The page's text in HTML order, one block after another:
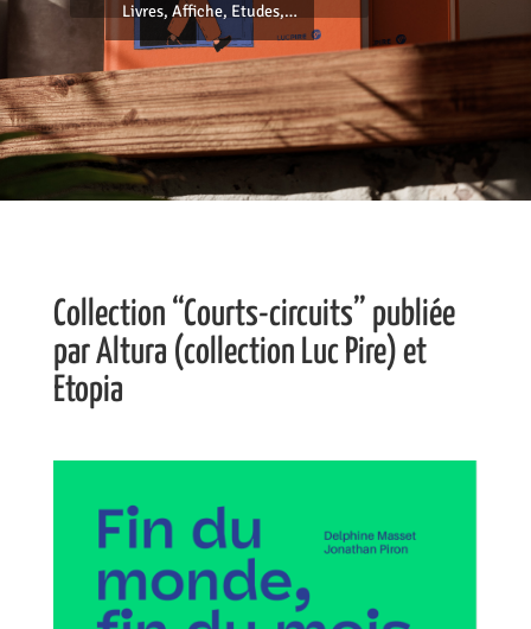
Livres, Affiche, Etudes,…
Collection “Courts-circuits” publiée
par Altura (collection Luc Pire) et
Etopia